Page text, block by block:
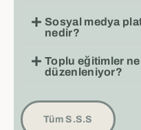
Sosyal medya
nedir?
Toplu eğitimler ne
düzenleniyor?
Tüm S.S.S